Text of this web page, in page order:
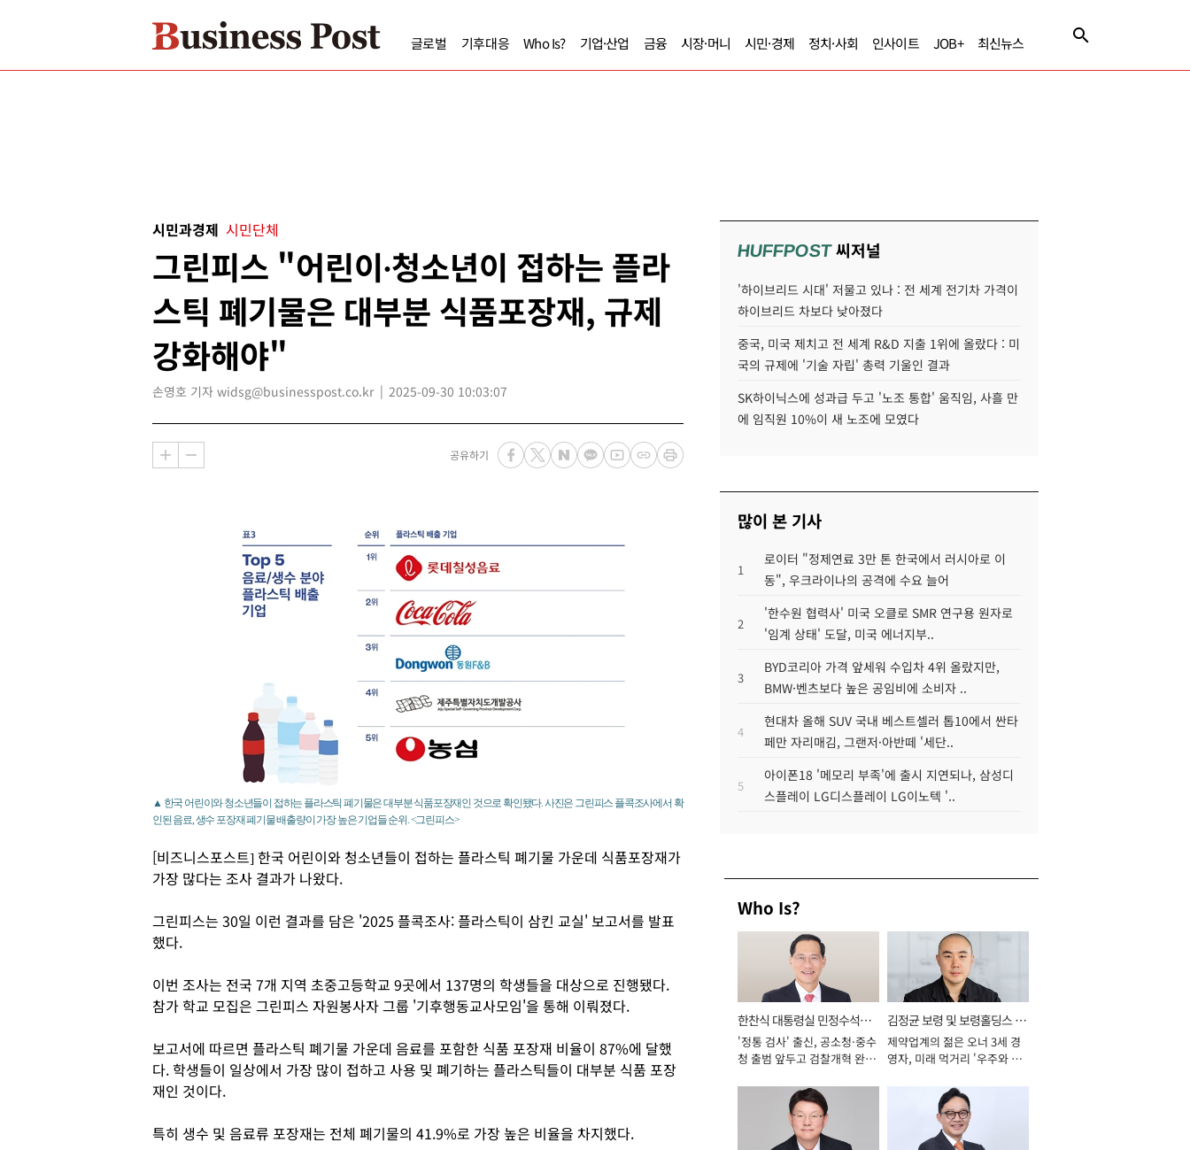
글로벌 기후대응 Who Is? 기업·산업 금융 시장·머니 시민·경제 정치·사회 인사이트 JOB+ 최신뉴스
시민과경제 시민단체
그린피스 "어린이∙청소년이 접하는 플라
스틱 폐기물은 대부분 식품포장재, 규제
강화해야"
손영호 기자 widsg@businesspost.co.kr 2025-09-30 10:03:07
공유하기
▲ 한국 어린이와 청소년들이 접하는 플라스틱 폐기물은 대부분 식품포장재인 것으로 확인됐다. 사진은 그린피스 플콕조사에서 확
인된 음료, 생수 포장재 폐기물 배출량이 가장 높은 기업들 순위. <그린피스>
[비즈니스포스트] 한국 어린이와 청소년들이 접하는 플라스틱 폐기물 가운데 식품포장재가
가장 많다는 조사 결과가 나왔다.
그린피스는 30일 이런 결과를 담은 '2025 플콕조사: 플라스틱이 삼킨 교실' 보고서를 발표
했다.
이번 조사는 전국 7개 지역 초중고등학교 9곳에서 137명의 학생들을 대상으로 진행됐다.
참가 학교 모집은 그린피스 자원봉사자 그룹 '기후행동교사모임'을 통해 이뤄졌다.
보고서에 따르면 플라스틱 폐기물 가운데 음료를 포함한 식품 포장재 비율이 87%에 달했
다. 학생들이 일상에서 가장 많이 접하고 사용 및 폐기하는 플라스틱들이 대부분 식품 포장
재인 것이다.
특히 생수 및 음료류 포장재는 전체 폐기물의 41.9%로 가장 높은 비율을 차지했다.
HUFFPOST씨저널
'하이브리드 시대' 저물고 있나 : 전 세계 전기차 가격이
하이브리드 차보다 낮아졌다
중국, 미국 제치고 전 세계 R&D 지출 1위에 올랐다 : 미
국의 규제에 '기술 자립' 총력 기울인 결과
SK하이닉스에 성과급 두고 '노조 통합' 움직임, 사흘 만
에 임직원 10%이 새 노조에 모였다
많이 본 기사
1
로이터 "정제연료 3만 톤 한국에서 러시아로 이
동", 우크라이나의 공격에 수요 늘어
2
'한수원 협력사' 미국 오클로 SMR 연구용 원자로
'임계 상태' 도달, 미국 에너지부..
3
BYD코리아 가격 앞세워 수입차 4위 올랐지만,
BMW·벤츠보다 높은 공임비에 소비자 ..
4
현대차 올해 SUV 국내 베스트셀러 톱10에서 싼타
페만 자리매김, 그랜저·아반떼 '세단..
5
아이폰18 '메모리 부족'에 출시 지연되나, 삼성디
스플레이 LG디스플레이 LG이노텍 '..
Who Is?
한찬식 대통령실 민정수석비
서관
'정통 검사' 출신, 공소청·중수
청 출범 앞두고 검찰개혁 완수
김정균 보령 및 보령홀딩스 대
표이사 사장
제약업계의 젊은 오너 3세 경
영자, 미래 먹거리 '우주와 헬